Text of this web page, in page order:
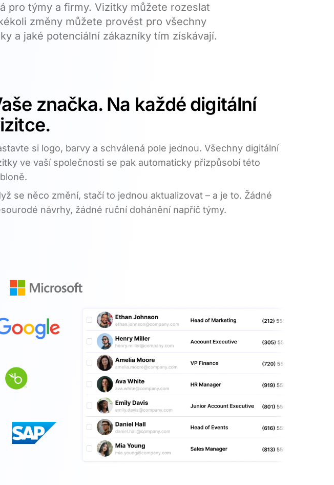
pro týmy a firmy. Vizitky můžete rozeslat
změny můžete provést pro všechny
a jaké potenciální zákazníky tím získávají.
značka. Na každé digitální
si logo, barvy a schválená pole jednou. Všechny digitální
ve vaší společnosti se pak automaticky přizpůsobí této
se něco změní, stačí to jednou aktualizovat – a je to. Žádné
návrhy, žádné ruční dohánění napříč týmy.